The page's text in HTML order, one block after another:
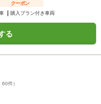
クーポン
購入プラン付き車両
る
60件）